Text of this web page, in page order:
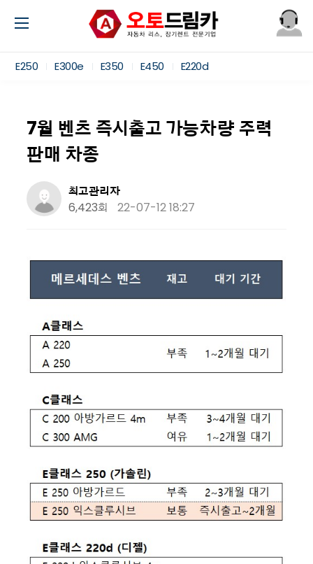
E250 E300e E350 E450 E220d
7월 벤츠 즉시출고 가능차량 주력
판매 차종
최고관리자
6,423회
22-07-12 18:27